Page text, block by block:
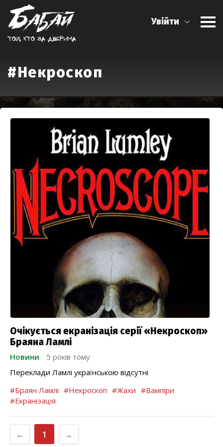
Той, хто за дверима
Увійти
#Некроскоп
Очікується екранізація серії «Некроскоп»
Браяна Ламлі
Новини
5 років тому
Переклади Ламлі українською відсутні
#Браян Ламлі #Некроскоп #Жахи #Вампіри
#Екранізація
← 1 →